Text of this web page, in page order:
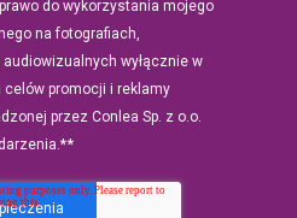
do wykorzystania mojego
na fotografiach,
wyłącznie w
promocji i reklamy
przez Conlea Sp. z o.o.
*